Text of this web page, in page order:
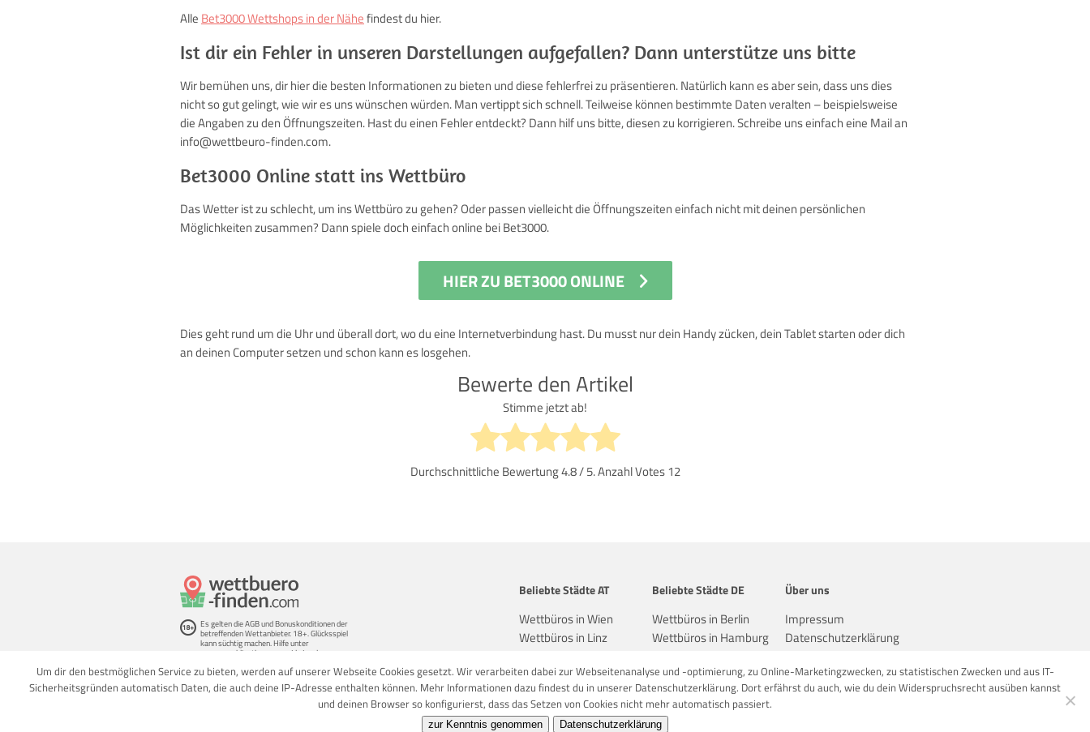
Alle Bet3000 Wettshops in der Nähefindest du hier.
Ist dir ein Fehler in unseren Darstellungen aufgefallen? Dann unterstütze uns bitte
Wir bemühen uns, dir hier die besten Informationen zu bieten und diese fehlerfrei zu präsentieren. Natürlich kann es aber sein, dass uns dies
nicht so gut gelingt, wie wir es uns wünschen würden. Man vertippt sich schnell. Teilweise können bestimmte Daten veralten – beispielsweise
die Angaben zu den Öffnungszeiten. Hast du einen Fehler entdeckt? Dann hilf uns bitte, diesen zu korrigieren. Schreibe uns einfach eine Mail an
info@wettbeuro-finden.com.
Bet3000 Online statt ins Wettbüro
Das Wetter ist zu schlecht, um ins Wettbüro zu gehen? Oder passen vielleicht die Öffnungszeiten einfach nicht mit deinen persönlichen
Möglichkeiten zusammen? Dann spiele doch einfach online bei Bet3000.
HIER ZU BET3000 ONLINE
Dies geht rund um die Uhr und überall dort, wo du eine Internetverbindung hast. Du musst nur dein Handy zücken, dein Tablet starten oder dich
an deinen Computer setzen und schon kann es losgehen.
Bewerte den Artikel
Stimme jetzt ab!
Durchschnittliche Bewertung4.8/ 5. Anzahl Votes12
Über uns
Impressum
Datenschutzerklärung
Beliebte Städte DE
Wettbüros in Berlin
Wettbüros in Hamburg
Beliebte Städte AT
Wettbüros in Wien
Wettbüros in Linz
Es gelten die AGB und Bonuskonditionen der
betreffenden Wettanbieter. 18+. Glücksspiel
kann süchtig machen. Hilfe unter
www.gamblingtherapy.org/de/ und
ksspielsucht/. Spiele verantwortungsbewusst. ©
2018-2023 wettbuero-finden.com. Alle Rechte
vorbehalten
Um dir den bestmöglichen Service zu bieten, werden auf unserer Webseite Cookies gesetzt. Wir verarbeiten dabei zur Webseitenanalyse und -optimierung, zu Online-Marketingzwecken, zu statistischen Zwecken und aus IT-
Sicherheitsgründen automatisch Daten, die auch deine IP-Adresse enthalten können. Mehr Informationen dazu findest du in unserer Datenschutzerklärung. Dort erfährst du auch, wie du dein Widerspruchsrecht ausüben kannst
und deinen Browser so konfigurierst, dass das Setzen von Cookies nicht mehr automatisch passiert.
zur Kenntnis genommen Datenschutzerklärung